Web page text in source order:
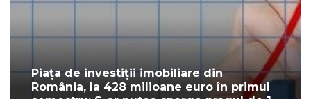
Piața de investiții imobiliare din
România, la 428 milioane euro în primul